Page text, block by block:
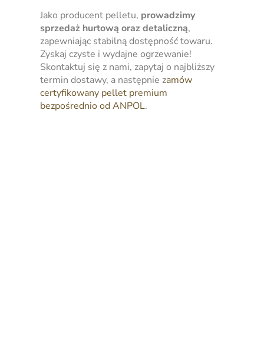
Jako producent pelletu, prowadzimy
sprzedaż hurtową oraz detaliczną,
zapewniając stabilną dostępność towaru.
Zyskaj czyste i wydajne ogrzewanie!
Skontaktuj się z nami, zapytaj o najbliższy
termin dostawy, a następnie zamów
certyfikowany pellet premium
bezpośrednio od ANPOL.